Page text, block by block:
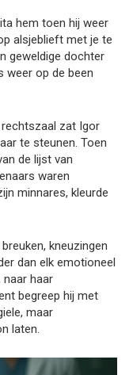
hem toen hij weer
alsjeblieft met je te
geweldige dochter
weer op de been
rechtszaal zat Igor
te steunen. Toen
de lijst van
waren
minnares, kleurde
kneuzingen
dan elk emotioneel
naar haar
begreep hij met
maar
laten.